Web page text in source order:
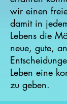
wir einen
damit in
Lebens die
neue, gute,
Leben eine
zu geben.